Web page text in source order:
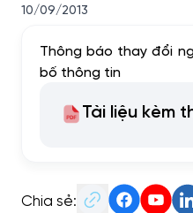
10/09/2013
Thông báo thay đổi
bố thông tin
Tài liệu kèm
Chia sẻ: